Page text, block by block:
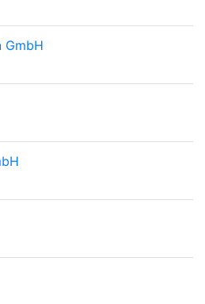
GmbH